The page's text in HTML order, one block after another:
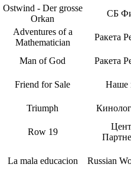
Ostwind - Der grosse
Orkan
СБ
Adventures of a
Mathematician
Ракета
Man of God Ракета
Friend for Sale Наше
Triumph
Row 19
La mala educacion Russian